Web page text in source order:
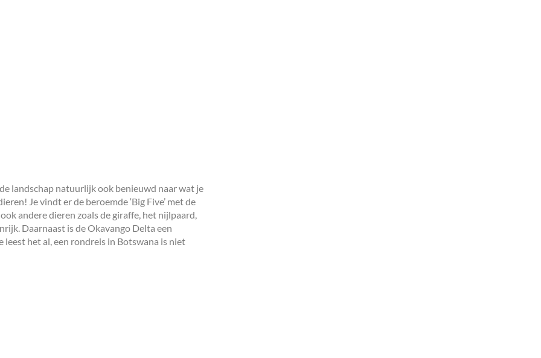
landschap natuurlijk ook benieuwd naar wat je
Je vindt er de beroemde ‘Big Five’ met de
andere dieren zoals de giraffe, het nijlpaard,
Daarnaast is de Okavango Delta een
het al, een rondreis in Botswana is niet